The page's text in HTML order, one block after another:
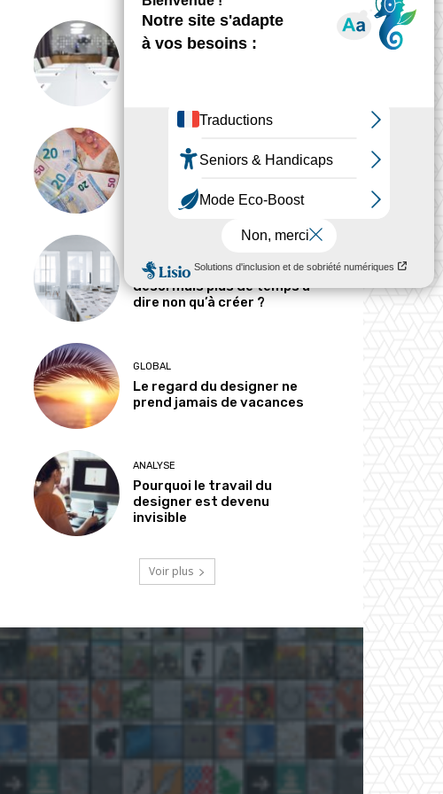
ANALYSE
Pourquoi les designers
parlent-ils si peu d’argent ?
Le designer passe-t-il
désormais plus de temps à
dire non qu’à créer ?
GLOBAL
Le regard du designer ne
prend jamais de vacances
ANALYSE
Pourquoi le travail du
designer est devenu
invisible
Voir plus